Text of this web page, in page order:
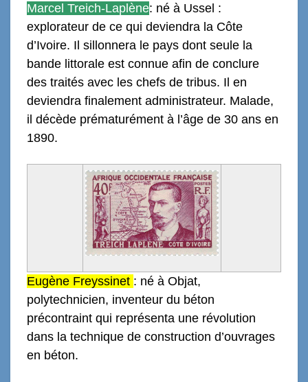
Marcel Treich-Laplène: né à Ussel :
explorateur de ce qui deviendra la Côte
d’Ivoire. Il sillonnera le pays dont seule la
bande littorale est connue afin de conclure
des traités avec les chefs de tribus. Il en
deviendra finalement administrateur. Malade,
il décède prématurément à l’âge de 30 ans en
1890.
Eugène Freyssinet : né à Objat,
polytechnicien, inventeur du béton
précontraint qui représenta une révolution
dans la technique de construction d’ouvrages
en béton.